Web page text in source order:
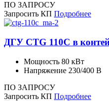
ПО ЗАПРОСУ
Запросить КП Подробнее
ДГУ CTG 110C в
Мощность 80 кВт
Напряжение 230/400 В
ПО ЗАПРОСУ
Запросить КП Подробнее